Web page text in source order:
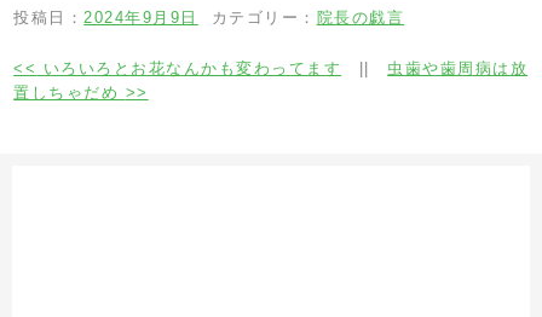
投稿日：2024年9月9日 カテゴリー： 院長の戯言
<< いろいろとお花なんかも変わってます
虫歯や歯周病は放
置しちゃだめ >>